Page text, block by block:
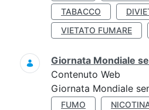
TABACCO
VIETATO FUMARE
Giornata Mondiale
Contenuto Web
Giornata Mondiale
FUMO